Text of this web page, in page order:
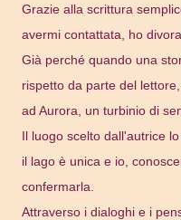
Grazie alla scrittura
avermi contattata, ho
Già perché quando una
rispetto da parte del
ad Aurora, un turbinio di
Il luogo scelto dall'autrice
il lago è unica e io,
confermarla.
Attraverso i dialoghi e i